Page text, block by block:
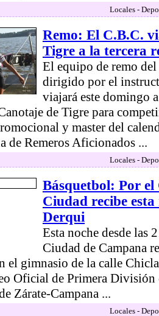
Locales -
Remo: El C.B.C.
Tigre a la tercera
El equipo de remo
dirigido por el
viajará este domingo
de Tigre para
y master del
de Remeros Aficionados ...
Locales -
Básquetbol: Por
Ciudad recibe esta
Derqui
Esta noche desde las
Ciudad de Campana
el gimnasio de la calle
Oficial de Primera División
Zárate-Campana ...
Locales -